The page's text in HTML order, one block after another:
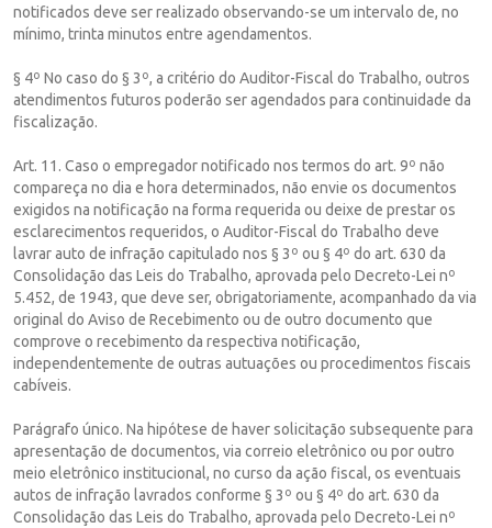
notificados deve ser realizado observando-se um intervalo de, no
mínimo, trinta minutos entre agendamentos.
§ 4º No caso do § 3º, a critério do Auditor-Fiscal do Trabalho, outros
atendimentos futuros poderão ser agendados para continuidade da
fiscalização.
Art. 11. Caso o empregador notificado nos termos do art. 9º não
compareça no dia e hora determinados, não envie os documentos
exigidos na notificação na forma requerida ou deixe de prestar os
esclarecimentos requeridos, o Auditor-Fiscal do Trabalho deve
lavrar auto de infração capitulado nos § 3º ou § 4º do art. 630 da
Consolidação das Leis do Trabalho, aprovada pelo Decreto-Lei nº
5.452, de 1943, que deve ser, obrigatoriamente, acompanhado da via
original do Aviso de Recebimento ou de outro documento que
comprove o recebimento da respectiva notificação,
independentemente de outras autuações ou procedimentos fiscais
cabíveis.
Parágrafo único. Na hipótese de haver solicitação subsequente para
apresentação de documentos, via correio eletrônico ou por outro
meio eletrônico institucional, no curso da ação fiscal, os eventuais
autos de infração lavrados conforme § 3º ou § 4º do art. 630 da
Consolidação das Leis do Trabalho, aprovada pelo Decreto-Lei nº